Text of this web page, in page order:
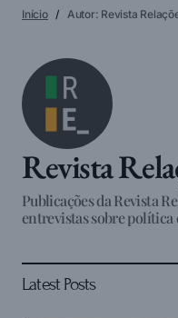
Início Autor: Revista
Revista
Publicações da Revista
entrevistas sobre
Latest Posts